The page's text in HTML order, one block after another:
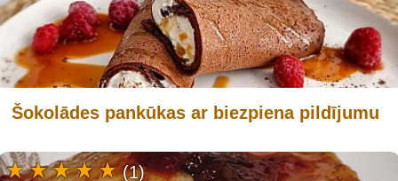
Šokolādes pankūkas ar biezpiena pildījumu
(1)